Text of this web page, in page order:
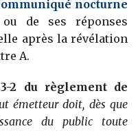
nocturne
ou de ses réponses
après la révélation
A.
2 du règlement de
émetteur doit, dès que
du public toute